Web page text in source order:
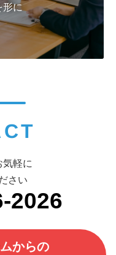
形に
気軽に
さい
2026
からの